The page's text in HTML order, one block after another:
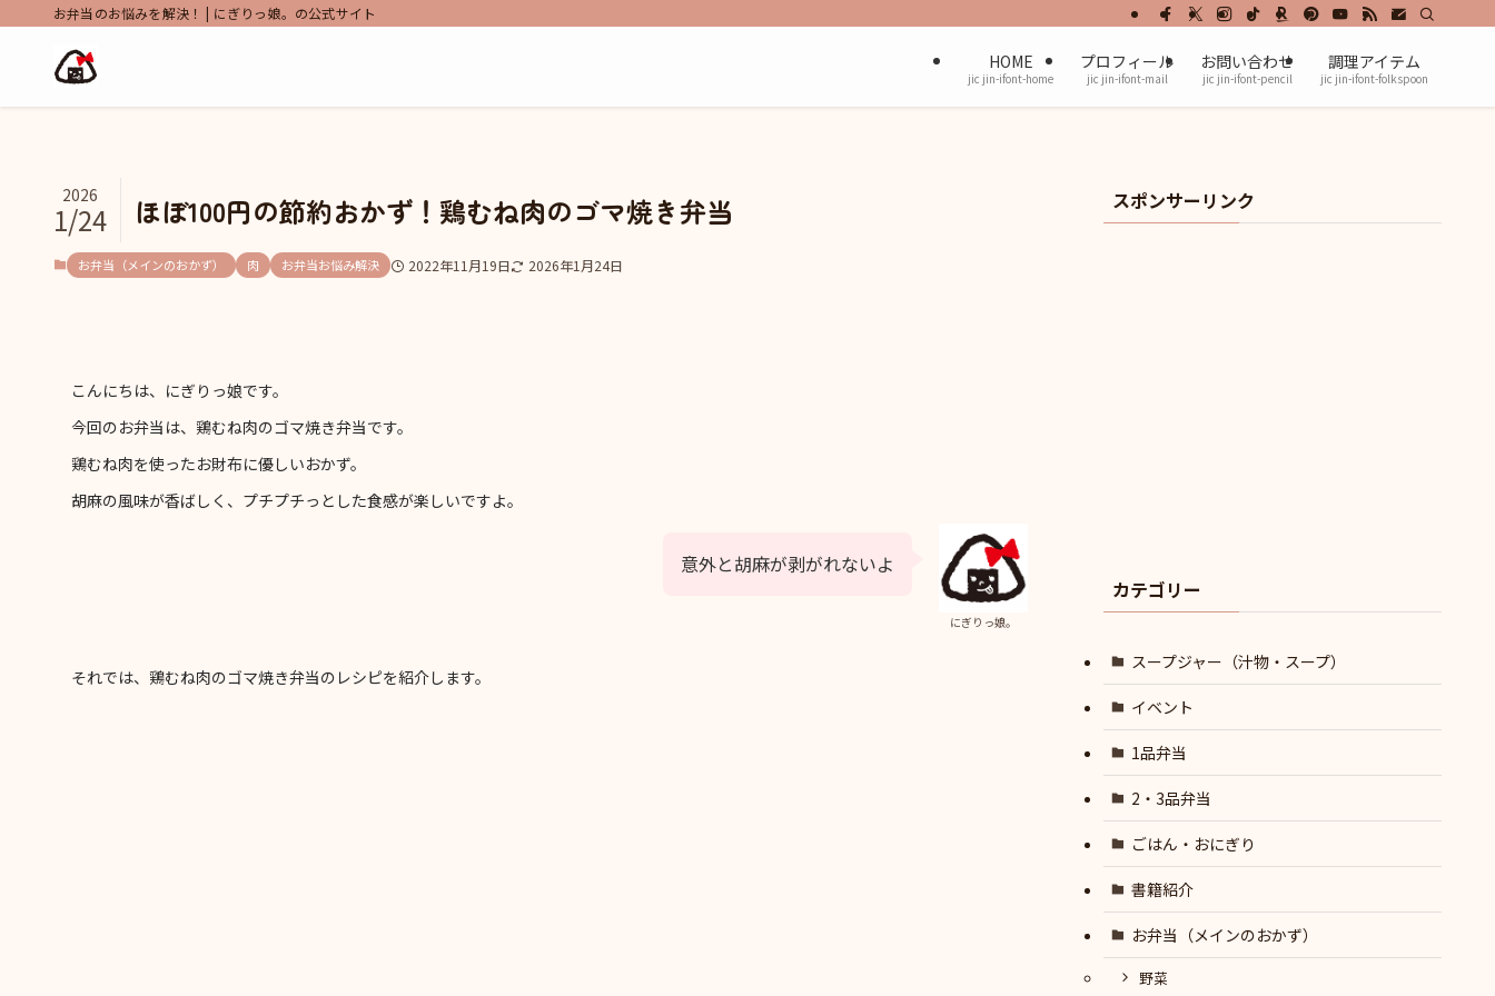
お弁当のお悩みを解決！ | にぎりっ娘。の公式サイト
HOME
jic jin-ifont-home
プロフィール
jic jin-ifont-mail
お問い合わせ
jic jin-ifont-pencil
調理アイテム
jic jin-ifont-folkspoon
ほぼ100円の節約おかず！鶏むね肉のゴマ焼き弁当
2026
1/24
お弁当（メインのおかず） 肉 お弁当お悩み解決 2022年11月19日 2026年1月24日
こんにちは、にぎりっ娘です。
今回のお弁当は、鶏むね肉のゴマ焼き弁当です。
鶏むね肉を使ったお財布に優しいおかず。
胡麻の風味が香ばしく、プチプチっとした食感が楽しいですよ。
にぎりっ娘。
意外と胡麻が剥がれないよ
それでは、鶏むね肉のゴマ焼き弁当のレシピを紹介します。
スポンサーリンク
カテゴリー
スープジャー（汁物・スープ）
イベント
1品弁当
2・3品弁当
ごはん・おにぎり
書籍紹介
お弁当（メインのおかず）
野菜